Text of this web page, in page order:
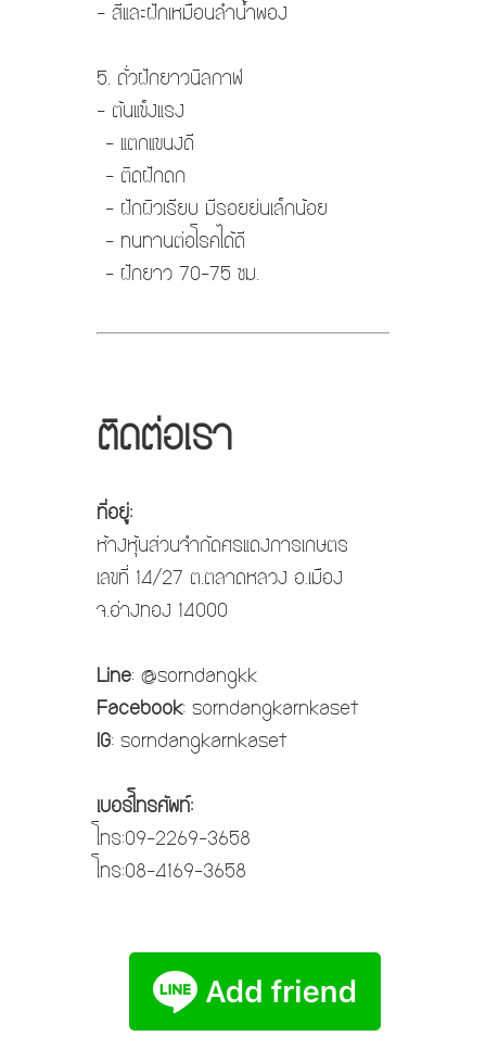
- สีและฝักเหมือนลำน้ำพอง
5. ถั่วฝักยาวนิลกาฬ
- ต้นแข็งแรง
- แตกแขนงดี
- ติดฝักดก
- ฝักผิวเรียบ มีรอยย่นเล็กน้อย
- ทนทานต่อโรคได้ดี
- ฝักยาว 70-75 ซม.
ติดต่อเรา
ที่อยู่:
ห้างหุ้นส่วนจำกัดศรแดงการเกษตร
เลขที่ 14/27 ต.ตลาดหลวง อ.เมือง
จ.อ่างทอง 14000
Line: @sorndangkk
Facebook: sorndangkarnkaset
IG: sorndangkarnkaset
เบอร์โทรศัพท์:
โทร:09-2269-3658
โทร:08-4169-3658